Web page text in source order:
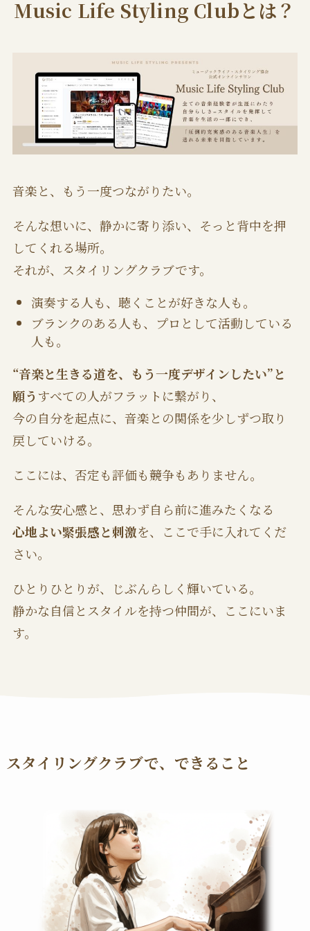
Music Life Styling Clubとは？
音楽と、もう一度つながりたい。
そんな想いに、静かに寄り添い、そっと背中を押
してくれる場所。
それが、スタイリングクラブです。
演奏する人も、聴くことが好きな人も。
ブランクのある人も、プロとして活動している
人も。
“音楽と生きる道を、もう一度デザインしたい”と
願う すべての人がフラットに繋がり、
今の自分を起点に、音楽との関係を少しずつ取り
戻していける。
ここには、否定も評価も競争もありません。
そんな安心感と、思わず自ら前に進みたくなる
心地よい緊張感と刺激を、ここで手に入れてくだ
さい。
ひとりひとりが、じぶんらしく輝いている。
静かな自信とスタイルを持つ仲間が、ここにいま
す。
スタイリングクラブで、できること